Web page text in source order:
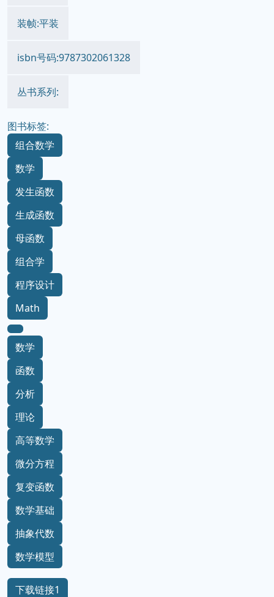
装帧:平装
isbn号码:9787302061328
丛书系列:
图书标签:
组合数学
数学
发生函数
生成函数
母函数
组合学
程序设计
Math
数学
函数
分析
理论
高等数学
微分方程
复变函数
数学基础
抽象代数
数学模型
下载链接1